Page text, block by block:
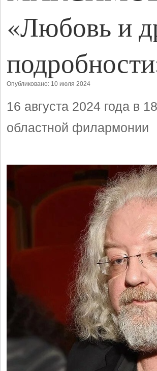
«Любовь и
Опубликовано: 10 июля 2024
16 августа 2024 года в
областной филармонии